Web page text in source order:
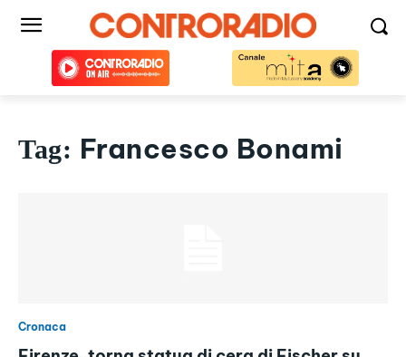
Tag: Francesco Bonami
Cronaca